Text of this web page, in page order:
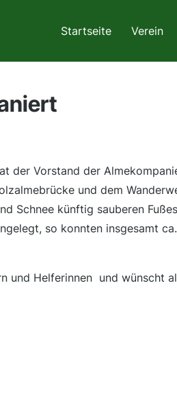
Startseite Verein
der Vorstand der
und dem
Schnee künftig sauberen
so konnten insgesamt
und Helferinnen und wünscht